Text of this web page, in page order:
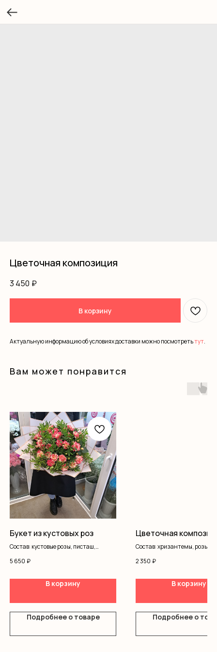
Цветочная композиция
3 450 ₽
В корзину
Актуальную информацию об условиях доставки можно посмотретьтут.
Вам может понравится
Букет из кустовых роз
Состав: кустовые розы, писташ,
5 650 ₽
В корзину
Подробнее о товаре
Цветочная
Состав: хризантемы, розы
коробка
2 350 ₽
В корзину
Подробнее о